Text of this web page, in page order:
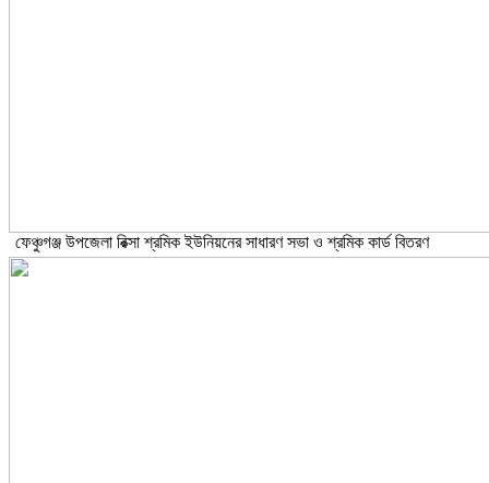
ফেঞ্চুগঞ্জ উপজেলা রিক্সা শ্রমিক ইউনিয়নের সাধারণ সভা ও শ্রমিক কার্ড বিতরণ